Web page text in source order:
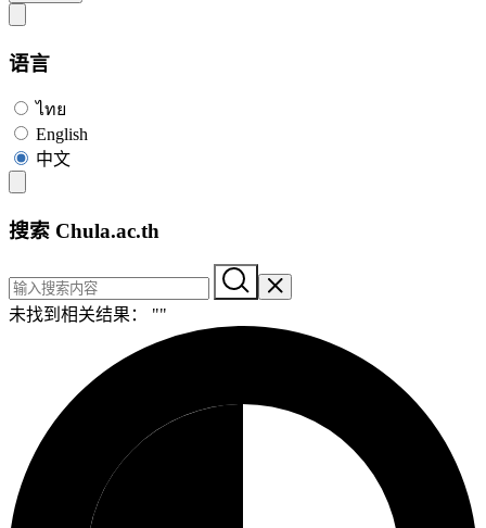
语言
ไทย
English
中文
搜索 Chula.ac.th
未找到相关结果： ""